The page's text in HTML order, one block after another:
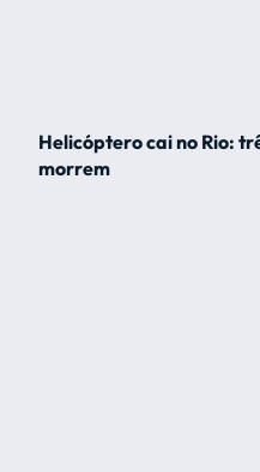
Helicóptero cai no Rio:
morrem